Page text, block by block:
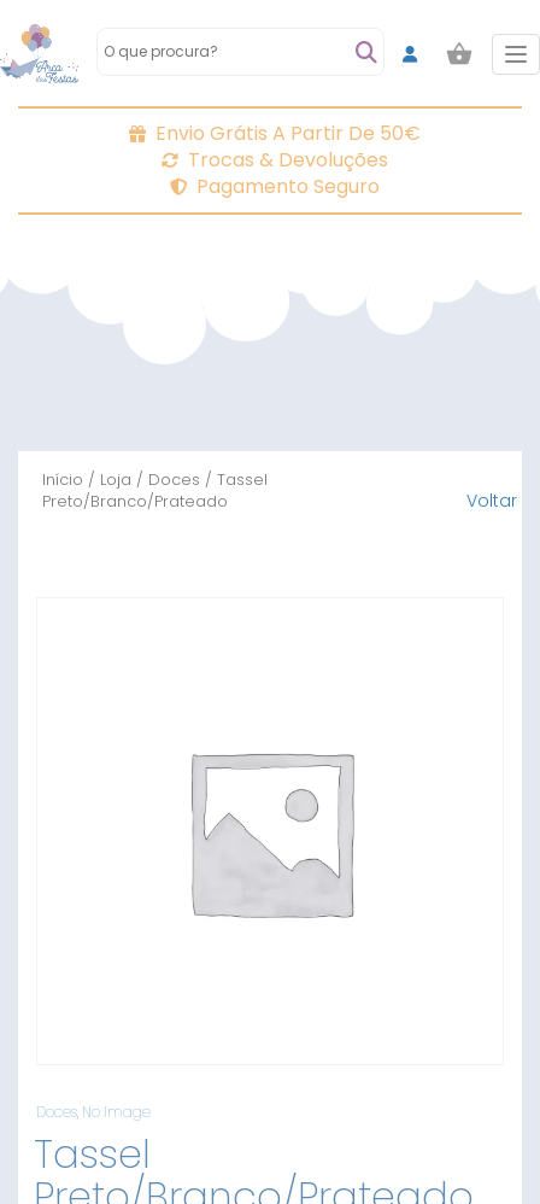
Envio Grátis A Partir De 50€
Trocas & Devoluções
Pagamento Seguro
Início / Loja / Doces / Tassel
Preto/Branco/Prateado
Voltar
Doces, No Image
Tassel